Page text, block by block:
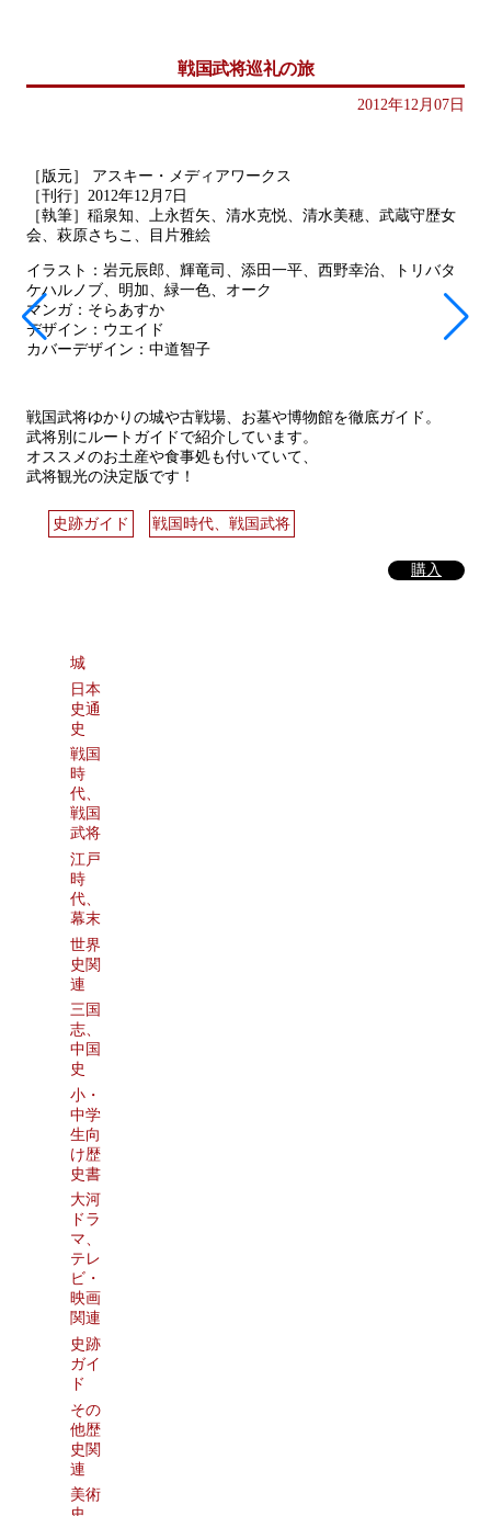
戦国武将巡礼の旅
2012年12月07日
［版元］ アスキー・メディアワークス
［刊行］2012年12月7日
［執筆］稲泉知、上永哲矢、清水克悦、清水美穂、武蔵守歴女
会、萩原さちこ、目片雅絵
イラスト：岩元辰郎、輝竜司、添田一平、西野幸治、トリバタ
ケハルノブ、明加、緑一色、オーク
マンガ：そらあすか
デザイン：ウエイド
カバーデザイン：中道智子
戦国武将ゆかりの城や古戦場、お墓や博物館を徹底ガイド。
武将別にルートガイドで紹介しています。
オススメのお土産や食事処も付いていて、
武将観光の決定版です！
史跡ガイド 戦国時代、戦国武将
購入
城
日本
史通
史
戦国
時
代、
戦国
武将
江戸
時
代、
幕末
世界
史関
連
三国
志、
中国
史
小・
中学
生向
け歴
史書
大河
ドラ
マ、
テレ
ビ・
映画
関連
史跡
ガイ
ド
その
他歴
史関
連
美術